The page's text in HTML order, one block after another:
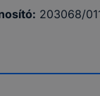
203068/